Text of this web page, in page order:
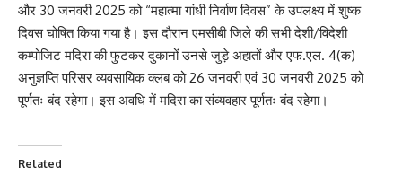
और 30 जनवरी 2025 को “महात्मा गांधी निर्वाण दिवस” के उपलक्ष्य में शुष्क
दिवस घोषित किया गया है। इस दौरान एमसीबी जिले की सभी देशी/विदेशी
कम्पोजिट मदिरा की फुटकर दुकानों उनसे जुड़े अहातों और एफ.एल. 4(क)
अनुज्ञप्ति परिसर व्यवसायिक क्लब को 26 जनवरी एवं 30 जनवरी 2025 को
पूर्णतः बंद रहेगा। इस अवधि में मदिरा का संव्यवहार पूर्णतः बंद रहेगा।
Related